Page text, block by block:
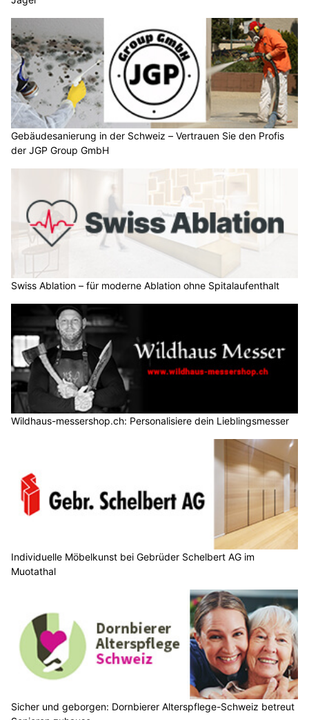
Gebäudesanierung in der Schweiz – Vertrauen Sie den Profis
der JGP Group GmbH
Swiss Ablation – für moderne Ablation ohne Spitalaufenthalt
Wildhaus-messershop.ch: Personalisiere dein Lieblingsmesser
Individuelle Möbelkunst bei Gebrüder Schelbert AG im
Muotathal
Sicher und geborgen: Dornbierer Alterspflege-Schweiz betreut